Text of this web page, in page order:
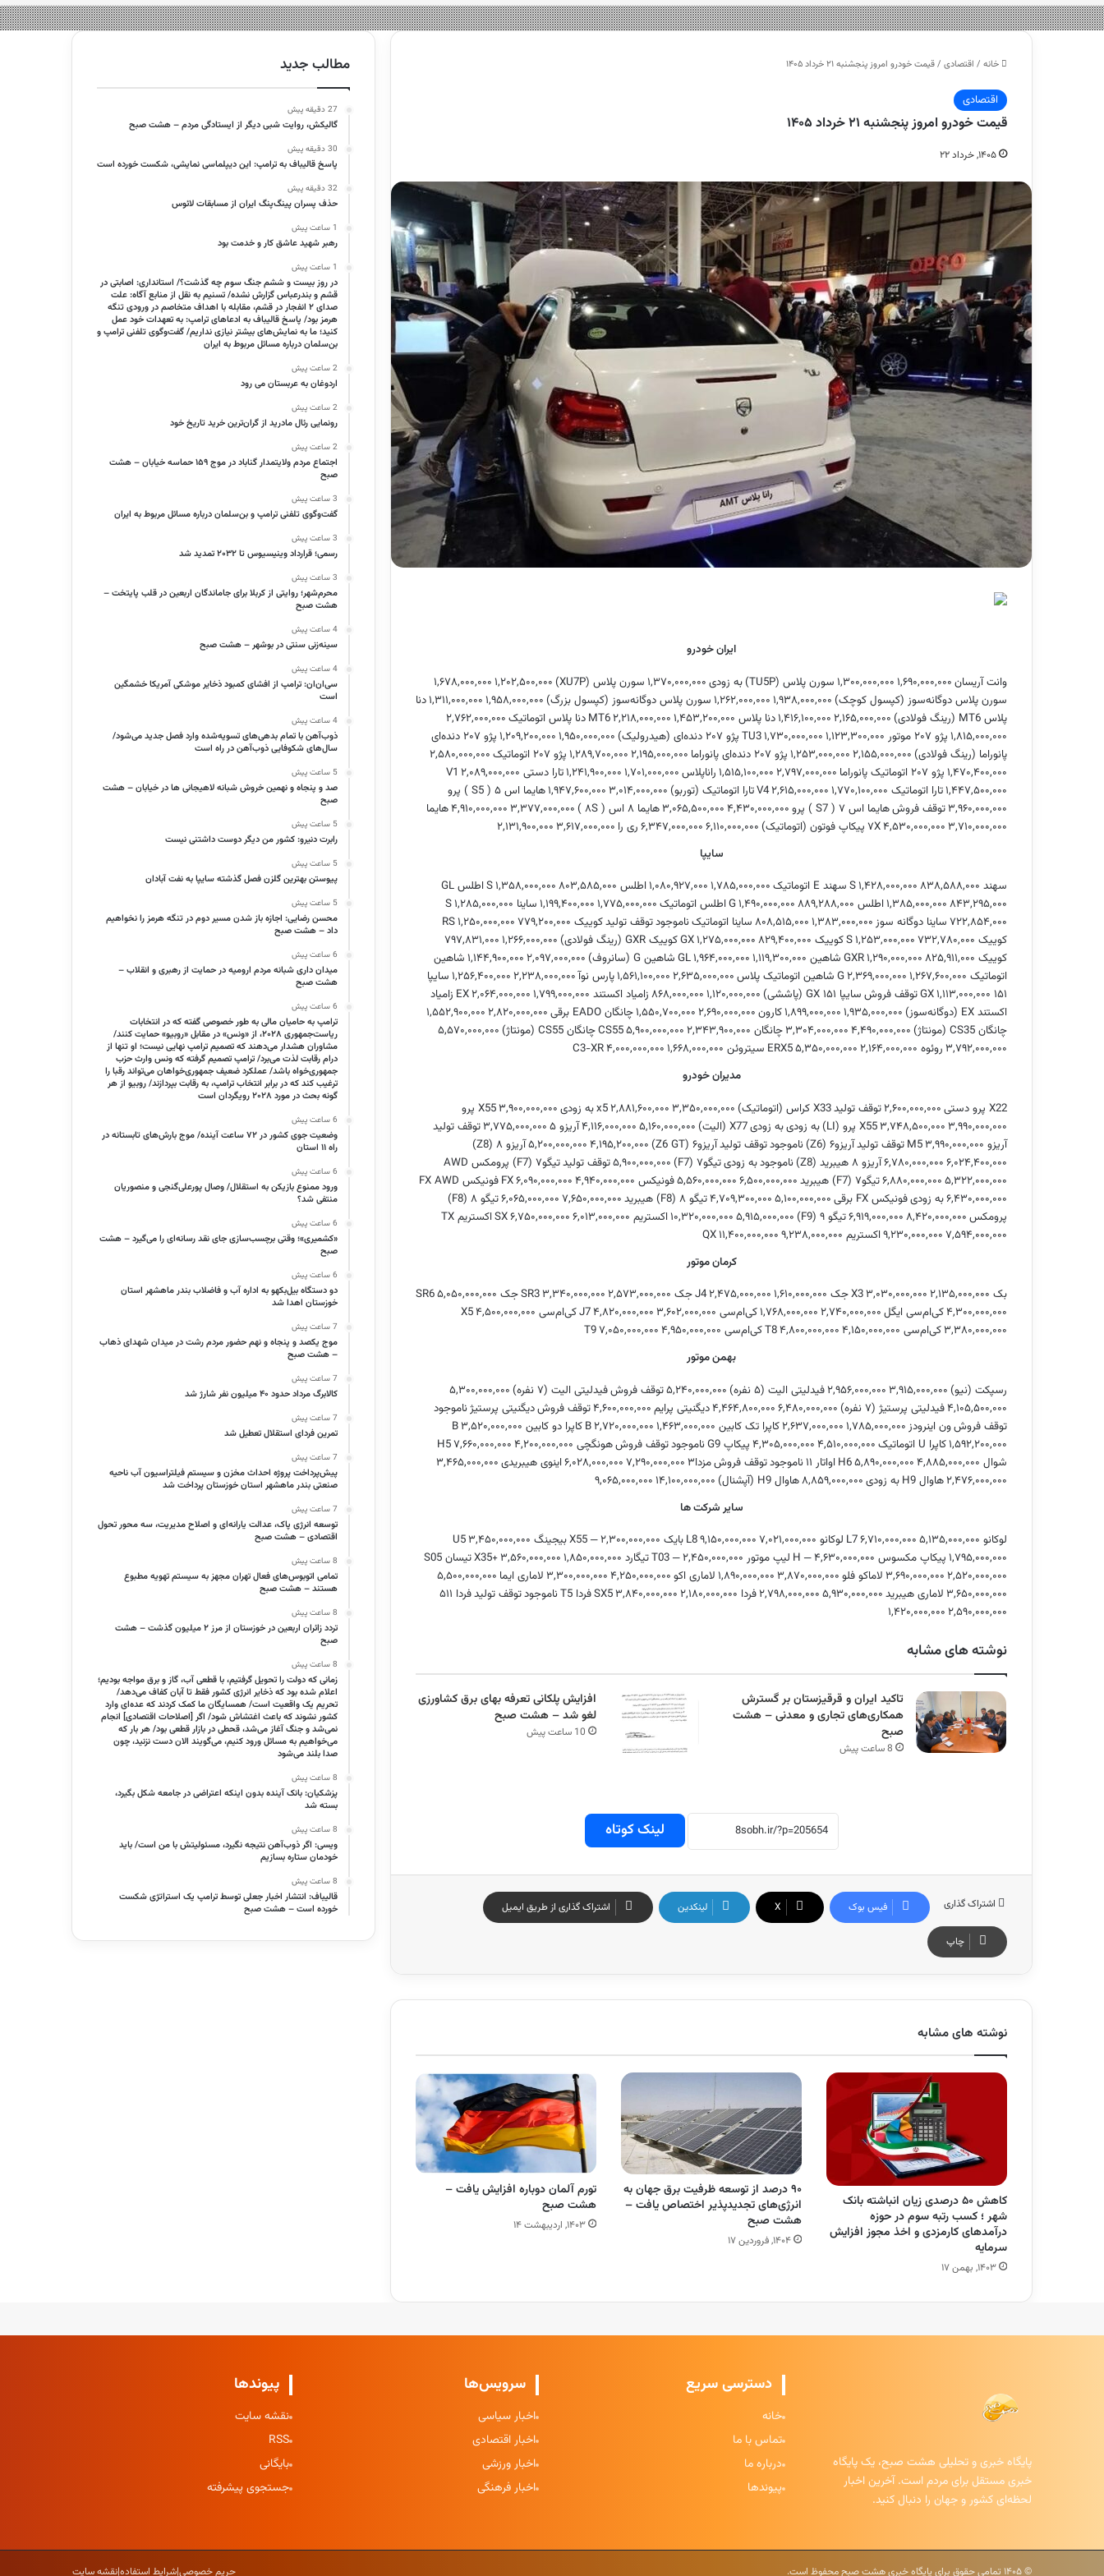
خانه / اقتصادی /قیمت خودرو امروز پنجشنبه ۲۱ خرداد ۱۴۰۵
اقتصادی
قیمت خودرو امروز پنجشنبه ۲۱ خرداد ۱۴۰۵
۱۴۰۵, خرداد ۲۲
ایران خودرو
وانت آریسان۱,۶۹۰,۰۰۰,۰۰۰۱,۳۰۰,۰۰۰,۰۰۰سورن پلاس (TU5P) به زودی۱,۳۷۰,۰۰۰,۰۰۰سورن پلاس (XU7P) ۱,۶۷۸,۰۰۰,۰۰۰۱,۲۰۲,۵۰۰,۰۰۰
سورن پلاس دوگانه‌سوز (کپسول کوچک) ۱,۹۳۸,۰۰۰,۰۰۰۱,۲۶۲,۰۰۰,۰۰۰سورن پلاس دوگانه‌سوز (کپسول بزرگ) ۱,۹۵۸,۰۰۰,۰۰۰۱,۳۱۱,۰۰۰,۰۰۰دنا
پلاس MT6 (رینگ فولادی)
۲,۱۶۵,۰۰۰,۰۰۰۱,۴۱۶,۱۰۰,۰۰۰دنا پلاس MT6 ۲,۲۱۸,۰۰۰,۰۰۰۱,۴۵۳,۲۰۰,۰۰۰ دنا پلاس اتوماتیک۲,۷۶۲,۰۰۰,۰۰۰
۱,۸۱۵,۰۰۰,۰۰۰پژو ۲۰۷ موتور TU3 ۱,۷۳۰,۰۰۰,۰۰۰۱,۱۲۳,۳۰۰,۰۰۰ پژو ۲۰۷ دنده‌ای (هیدرولیک) ۱,۹۵۰,۰۰۰,۰۰۰۱,۲۰۹,۲۰۰,۰۰۰
پژو ۲۰۷ دنده‌ای
پانوراما (رینگ فولادی) ۲,۱۵۵,۰۰۰,۰۰۰۱,۲۵۳,۰۰۰,۰۰۰پژو ۲۰۷ دنده‌ای پانوراما ۲,۱۹۵,۰۰۰,۰۰۰۱,۲۸۹,۷۰۰,۰۰۰پژو ۲۰۷ اتوماتیک
۲,۵۸۰,۰۰۰,۰۰۰
۱,۴۷۰,۴۰۰,۰۰۰پژو ۲۰۷ اتوماتیک پانوراما ۲,۷۹۷,۰۰۰,۰۰۰۱,۵۱۵,۱۰۰,۰۰۰راناپلاس۱,۷۰۱,۰۰۰,۰۰۰۱,۲۴۱,۹۰۰,۰۰۰تارا دستی V1 ۲,۰۸۹,۰۰۰,۰۰۰
۱,۴۴۷,۵۰۰,۰۰۰تارا اتوماتیک V4 ۲,۶۱۵,۰۰۰,۰۰۰۱,۷۷۰,۱۰۰,۰۰۰ تارا اتوماتیک (توربو) ۳,۰۱۴,۰۰۰,۰۰۰۱,۹۴۷,۶۰۰,۰۰۰هایما اس ۵ ( S5 ) پرو
۳,۹۶۰,۰۰۰,۰۰۰توقف فروشهایما اس ۷ ( S7 ) پرو ۴,۴۳۰,۰۰۰,۰۰۰۳,۰۶۵,۵۰۰,۰۰۰هایما ۸ اس ( ۸S ) ۴,۹۱۰,۰۰۰,۰۰۰۳,۳۷۷,۰۰۰,۰۰۰
هایما
۷X۴,۵۳۰,۰۰۰,۰۰۰۳,۷۱۰,۰۰۰,۰۰۰ پیکاپ فوتون (اتوماتیک) ۶,۱۱۰,۰۰۰,۰۰۰۶,۳۴۷,۰۰۰,۰۰۰ری را ۳,۶۱۷,۰۰۰,۰۰۰۲,۱۳۱,۹۰۰,۰۰۰
سایپا
سهند S
۱,۴۲۸,۰۰۰,۰۰۰۸۳۸,۵۸۸,۰۰۰ سهند E اتوماتیک ۱,۷۸۵,۰۰۰,۰۰۰۱,۰۸۰,۹۲۷,۰۰۰اطلس S ۱,۳۵۸,۰۰۰,۰۰۰۸۰۳,۵۸۵,۰۰۰
اطلس GL
۱,۳۸۵,۰۰۰,۰۰۰۸۴۳,۲۹۵,۰۰۰ اطلس G ۱,۴۹۰,۰۰۰,۰۰۰۸۸۹,۲۸۸,۰۰۰ اطلس اتوماتیک۱,۷۷۵,۰۰۰,۰۰۰۱,۱۹۹,۴۰۰,۰۰۰ساینا S ۱,۲۸۵,۰۰۰,۰۰۰
۷۲۲,۸۵۴,۰۰۰ساینا دوگانه سوز ۱,۳۸۳,۰۰۰,۰۰۰۸۰۸,۵۱۵,۰۰۰ساینا اتوماتیکناموجودتوقف تولیدکوییک RS ۱,۲۵۰,۰۰۰,۰۰۰۷۷۹,۲۰۰,۰۰۰
کوییک S
۱,۲۵۳,۰۰۰,۰۰۰۷۳۲,۷۸۰,۰۰۰ کوییک GX ۱,۲۷۵,۰۰۰,۰۰۰۸۲۹,۴۰۰,۰۰۰ کوییک GXR (رینگ فولادی) ۱,۲۶۶,۰۰۰,۰۰۰۷۹۷,۸۳۱,۰۰۰
کوییک GXR
۱,۲۹۰,۰۰۰,۰۰۰۸۲۵,۹۱۱,۰۰۰ شاهین GL ۱,۹۶۴,۰۰۰,۰۰۰۱,۱۱۹,۳۰۰,۰۰۰ شاهین G (سانروف) ۲,۰۹۷,۰۰۰,۰۰۰۱,۱۴۴,۹۰۰,۰۰۰شاهین
اتوماتیک G
۲,۳۶۹,۰۰۰,۰۰۰۱,۲۶۷,۶۰۰,۰۰۰ شاهین اتوماتیک پلاس۲,۶۳۵,۰۰۰,۰۰۰۱,۵۶۱,۱۰۰,۰۰۰پارس نوآ۲,۲۳۸,۰۰۰,۰۰۰۱,۲۵۶,۴۰۰,۰۰۰سایپا
۱۵۱ GX ۱,۱۱۳,۰۰۰,۰۰۰ توقف فروشسایپا ۱۵۱ GX (پاششی) ۱,۱۲۰,۰۰۰,۰۰۰۸۶۸,۰۰۰,۰۰۰زامیاد اکستند EX ۲,۰۶۴,۰۰۰,۰۰۰۱,۷۹۹,۰۰۰,۰۰۰
زامیاد
اکستند EX (دوگانه‌سوز)
۱,۹۳۵,۰۰۰,۰۰۰۱,۸۹۹,۰۰۰,۰۰۰کارون۲,۶۹۰,۰۰۰,۰۰۰۱,۵۵۰,۷۰۰,۰۰۰چانگان EADO برقی ۲,۸۲۰,۰۰۰,۰۰۰۱,۵۵۲,۹۰۰,۰۰۰
چانگان CS35 (مونتاژ)
۴,۴۹۰,۰۰۰,۰۰۰۳,۳۰۴,۰۰۰,۰۰۰چانگان CS55 ۵,۹۰۰,۰۰۰,۰۰۰۲,۳۴۳,۹۰۰,۰۰۰ چانگان CS55 (مونتاژ)
۵,۵۷۰,۰۰۰,۰۰۰
۳,۷۹۲,۰۰۰,۰۰۰روئوه ERX5 ۵,۳۵۰,۰۰۰,۰۰۰۲,۱۶۴,۰۰۰,۰۰۰ سیتروئن C3-XR ۴,۰۰۰,۰۰۰,۰۰۰۱,۶۶۸,۰۰۰,۰۰۰
مدیران خودرو
X22 پرو دستی
۲,۶۰۰,۰۰۰,۰۰۰توقف تولیدX33 کراس (اتوماتیک) ۳,۳۵۰,۰۰۰,۰۰۰۲,۸۸۱,۶۰۰,۰۰۰x5به زودی۳,۹۰۰,۰۰۰,۰۰۰X55 پرو
۳,۹۹۰,۰۰۰,۰۰۰۳,۷۴۸,۵۰۰,۰۰۰X55 پرو (LI) به زودیبه زودیX77 (الیت) ۵,۱۶۰,۰۰۰,۰۰۰۴,۱۱۶,۰۰۰,۰۰۰آریزو ۵ ۳,۷۷۵,۰۰۰,۰۰۰توقف تولید
آریزو M5 ۳,۹۹۰,۰۰۰,۰۰۰ توقف تولیدآریزو۶ (Z6) ناموجودتوقف تولیدآریزو۶ (Z6 GT) ۵,۲۰۰,۰۰۰,۰۰۰۴,۱۹۵,۲۰۰,۰۰۰
آریزو ۸ (Z8)
۶,۷۸۰,۰۰۰,۰۰۰۶,۰۲۴,۴۰۰,۰۰۰ آریزو ۸ هیبرید (Z8) ناموجودبه زودیتیگو۷ (F7) ۵,۹۰۰,۰۰۰,۰۰۰توقف تولیدتیگو۷ (F7) پرومکس AWD
۶,۸۸۰,۰۰۰,۰۰۰۵,۳۲۲,۰۰۰,۰۰۰ تیگو۷ (F7) هیبرید ۶,۵۰۰,۰۰۰,۰۰۰۵,۵۶۰,۰۰۰,۰۰۰فونیکس FX ۶,۰۹۰,۰۰۰,۰۰۰۴,۹۴۰,۰۰۰,۰۰۰
فونیکس FX AWD
۶,۴۳۰,۰۰۰,۰۰۰به زودیفونیکس FX برقی ۵,۱۰۰,۰۰۰,۰۰۰۴,۷۰۹,۳۰۰,۰۰۰تیگو ۸ (F8) هیبرید ۷,۶۵۰,۰۰۰,۰۰۰۶,۰۶۵,۰۰۰,۰۰۰
تیگو ۸ (F8)
پرومکس۸,۴۲۰,۰۰۰,۰۰۰۶,۹۱۹,۰۰۰,۰۰۰تیگو ۹ (F9) ۱۰,۳۲۰,۰۰۰,۰۰۰۵,۹۱۵,۰۰۰,۰۰۰ اکستریم SX ۶,۷۵۰,۰۰۰,۰۰۰۶,۰۱۳,۰۰۰,۰۰۰
اکستریم TX
۹,۲۳۰,۰۰۰,۰۰۰۷,۵۹۴,۰۰۰,۰۰۰ اکستریم QX ۱۱,۴۰۰,۰۰۰,۰۰۰۹,۲۳۸,۰۰۰,۰۰۰
کرمان موتور
بک X3
۳,۰۳۰,۰۰۰,۰۰۰۲,۱۳۵,۰۰۰,۰۰۰ جک J4 ۲,۴۷۵,۰۰۰,۰۰۰۱,۶۱۰,۰۰۰,۰۰۰ جک SR3 ۳,۳۴۰,۰۰۰,۰۰۰۲,۵۷۳,۰۰۰,۰۰۰ جک SR6 ۵,۰۵۰,۰۰۰,۰۰۰
۴,۳۰۰,۰۰۰,۰۰۰کی‌ام‌سی ایگل۲,۷۴۰,۰۰۰,۰۰۰۱,۷۶۸,۰۰۰,۰۰۰کی‌ام‌سی J7 ۴,۸۲۰,۰۰۰,۰۰۰۳,۶۰۲,۰۰۰,۰۰۰ کی‌ام‌سی X5 ۴,۵۰۰,۰۰۰,۰۰۰
۳,۳۸۰,۰۰۰,۰۰۰کی‌ام‌سی T8 ۴,۸۰۰,۰۰۰,۰۰۰۴,۱۵۰,۰۰۰,۰۰۰ کی‌ام‌سی T9 ۷,۰۵۰,۰۰۰,۰۰۰۴,۹۵۰,۰۰۰,۰۰۰
بهمن موتور
رسپکت (نیو) ۳,۹۱۵,۰۰۰,۰۰۰۲,۹۵۶,۰۰۰,۰۰۰فیدلیتی الیت (۵ نفره) ۵,۲۴۰,۰۰۰,۰۰۰توقف فروشفیدلیتی الیت (۷ نفره)
۵,۳۰۰,۰۰۰,۰۰۰
۴,۱۰۵,۵۰۰,۰۰۰فیدلیتی پرستیژ (۷ نفره) ۶,۴۸۰,۰۰۰,۰۰۰۴,۴۶۴,۸۰۰,۰۰۰دیگنیتی پرایم۴,۶۰۰,۰۰۰,۰۰۰توقف فروشدیگنیتی پرستیژناموجود
توقف فروشون اینرودز ۱,۷۸۵,۰۰۰,۰۰۰۲,۶۳۷,۰۰۰,۰۰۰کاپرا تک کابین B ۲,۷۲۰,۰۰۰,۰۰۰۱,۴۶۳,۰۰۰,۰۰۰ کاپرا دو کابین B ۳,۵۲۰,۰۰۰,۰۰۰
۱,۵۹۲,۲۰۰,۰۰۰کاپرا U اتوماتیک ۴,۵۱۰,۰۰۰,۰۰۰۴,۳۰۵,۰۰۰,۰۰۰پیکاپ G9 ناموجودتوقف فروشهونگچی H5 ۷,۶۶۰,۰۰۰,۰۰۰۴,۲۰۰,۰۰۰,۰۰۰
شوال H6
۵,۸۹۰,۰۰۰,۰۰۰۴,۸۸۵,۰۰۰,۰۰۰ اواتار ۱۱ ناموجودتوقف فروشمزدا۳ ۷,۲۹۰,۰۰۰,۰۰۰۶,۰۲۸,۰۰۰,۰۰۰اینوی هیبریدی۳,۴۶۵,۰۰۰,۰۰۰
۲,۴۷۶,۰۰۰,۰۰۰هاوال H9 به زودی۸,۸۵۹,۰۰۰,۰۰۰هاوال H9 (آپشنال) ۱۴,۱۰۰,۰۰۰,۰۰۰۹,۰۶۵,۰۰۰,۰۰۰
سایر شرکت ها
لوکانو L7
۶,۷۱۰,۰۰۰,۰۰۰۵,۱۳۵,۰۰۰,۰۰۰ لوکانو L8 ۹,۱۵۰,۰۰۰,۰۰۰۷,۰۲۱,۰۰۰,۰۰۰ بایک X55 —۲,۳۰۰,۰۰۰,۰۰۰ بیجینگ U5 ۳,۴۵۰,۰۰۰,۰۰۰
۱,۷۹۵,۰۰۰,۰۰۰پیکاپ مکسوس H —۴,۶۳۰,۰۰۰,۰۰۰ لیپ موتور T03 —۲,۴۵۰,۰۰۰,۰۰۰ تیگارد X35+ ۳,۵۶۰,۰۰۰,۰۰۰۱,۸۵۰,۰۰۰,۰۰۰
تیسان S05
۳,۶۹۰,۰۰۰,۰۰۰۲,۵۲۰,۰۰۰,۰۰۰ لاماکو فلو۳,۸۷۰,۰۰۰,۰۰۰۱,۸۹۰,۰۰۰,۰۰۰لاماری اکو۴,۲۵۰,۰۰۰,۰۰۰۳,۳۰۰,۰۰۰,۰۰۰لاماری ایما ۵,۵۰۰,۰۰۰,۰۰۰
۳,۶۵۰,۰۰۰,۰۰۰لاماری هیبرید۵,۹۳۰,۰۰۰,۰۰۰۲,۷۹۸,۰۰۰,۰۰۰فردا SX5 ۳,۸۴۰,۰۰۰,۰۰۰۲,۱۸۰,۰۰۰,۰۰۰ فردا T5 ناموجودتوقف تولیدفردا ۵۱۱
۲,۵۹۰,۰۰۰,۰۰۰۱,۴۲۰,۰۰۰,۰۰۰
نوشته های مشابه
تاکید ایران و قرقیزستان بر گسترش
همکاری‌های تجاری و معدنی – هشت
صبح
8 ساعت پیش
افزایش پلکانی تعرفه بهای برق کشاورزی
لغو شد – هشت صبح
10 ساعت پیش
لینک کوتاه
اشتراک گذاری فیس بوک X لینکدین اشتراک گذاری از طریق ایمیل
چاپ
نوشته های مشابه
کاهش ۵۰ درصدی زیان انباشته بانک
شهر ؛ کسب رتبه سوم در حوزه
درآمدهای کارمزدی و اخذ مجوز افزایش
سرمایه
۱۴۰۳, بهمن ۱۷
۹۰ درصد از توسعه ظرفیت برق جهان به
انرژی‌های تجدیدپذیر اختصاص یافت –
هشت صبح
۱۴۰۴, فروردین ۱۷
تورم آلمان دوباره افزایش یافت –
هشت صبح
۱۴۰۳, اردیبهشت ۱۴
مطالب جدید
27 دقیقه پیش
گالیکش، روایت شبی دیگر از ایستادگی مردم – هشت صبح
30 دقیقه پیش
پاسخ قالیباف به ترامپ: این دیپلماسی نمایشی، شکست خورده است
32 دقیقه پیش
حذف پسران پینگ‌پنگ ایران از مسابقات لائوس
1 ساعت پیش
رهبر شهید عاشق کار و خدمت بود
1 ساعت پیش
در روز بیست و ششم جنگ سوم چه گذشت؟/ استانداری: اصابتی در
قشم و بندرعباس گزارش نشده/ تسنیم به نقل از منابع آگاه: علت
صدای ۲ انفجار در قشم، مقابله با اهداف متخاصم در ورودی تنگه
هرمز بود/ پاسخ قالیباف به ادعاهای ترامپ: به تعهدات‌ خود عمل
کنید؛ ما به نمایش‌های بیشتر نیازی نداریم/ گفت‌وگوی تلفنی ترامپ و
بن‌سلمان درباره مسائل مربوط به ایران
2 ساعت پیش
اردوغان به عربستان می رود
2 ساعت پیش
رونمایی رئال مادرید از گران‌ترین خرید تاریخ خود
2 ساعت پیش
اجتماع مردم ولایتمدار گناباد در موج ۱۵۹ حماسه خیابان – هشت
صبح
3 ساعت پیش
گفت‌وگوی تلفنی ترامپ و بن‌سلمان درباره مسائل مربوط به ایران
3 ساعت پیش
رسمی؛ قرارداد وینیسیوس تا ۲۰۳۲ تمدید شد
3 ساعت پیش
محرم‌شهر؛ روایتی از کربلا برای جاماندگان اربعین در قلب پایتخت –
هشت صبح
4 ساعت پیش
سینه‌زنی سنتی در بوشهر – هشت صبح
4 ساعت پیش
سی‌ان‌ان: ترامپ از افشای کمبود ذخایر موشکی آمریکا خشمگین
است
4 ساعت پیش
ذوب‌آهن با تمام بدهی‌های تسویه‌شده وارد فصل جدید می‌شود/
سال‌های شکوفایی ذوب‌آهن در راه است
5 ساعت پیش
صد و پنجاه و نهمین خروش شبانه لاهیجانی ها در خیابان – هشت
صبح
5 ساعت پیش
رابرت دنیرو: کشور من دیگر دوست داشتنی نیست
5 ساعت پیش
پیوستن بهترین گلزن فصل گذشته سایپا به نفت آبادان
5 ساعت پیش
محسن رضایی: اجازه باز شدن مسیر دوم در تنگه هرمز را نخواهیم
داد – هشت صبح
6 ساعت پیش
میدان داری شبانه مردم ارومیه در حمایت از رهبری و انقلاب –
هشت صبح
6 ساعت پیش
ترامپ به حامیان مالی به طور خصوصی گفته که در انتخابات
ریاست‌جمهوری ۲۰۲۸، از «ونس» در مقابل «روبیو» حمایت کنند/
مشاوران هشدار می‌دهند که تصمیم ترامپ نهایی نیست؛ او تنها از
درام رقابت لذت می‌برد/ ترامپ تصمیم گرفته که ونس وارث حزب
جمهوری‌خواه باشد/ عملکرد ضعیف جمهوری‌خواهان می‌تواند رقبا را
ترغیب کند که در برابر انتخاب ترامپ، به رقابت بپردازند/ روبیو از هر
گونه بحث در مورد ۲۰۲۸ رویگردان است
6 ساعت پیش
وضعیت جوی کشور در ۷۲ ساعت آینده/ موج بارش‌های تابستانه در
راه ۱۱ استان
6 ساعت پیش
ورود ممنوع بازیکن به استقلال/ وصال پورعلی‌گنجی و منصوریان
منتفی شد؟
6 ساعت پیش
«کشمیری»؛ وقتی برچسب‌سازی جای نقد رسانه‌ای را می‌گیرد – هشت
صبح
6 ساعت پیش
دو دستگاه بیل‌بکهو به اداره آب و فاضلاب بندر ماهشهر استان
خوزستان اهدا شد
7 ساعت پیش
موج یکصد و پنجاه و نهم حضور مردم رشت در میدان شهدای ذهاب
– هشت صبح
7 ساعت پیش
کالابرگ مرداد حدود ۴۰‌ میلیون نفر شارژ شد
7 ساعت پیش
تمرین فردای استقلال تعطیل شد
7 ساعت پیش
پیش‌پرداخت پروژه احداث مخزن و سیستم فیلتراسیون آب ناحیه
صنعتی بندر ماهشهر استان خوزستان پرداخت شد
7 ساعت پیش
توسعه انرژی پاک، عدالت یارانه‌ای و اصلاح مدیریت، سه محور تحول
اقتصادی – هشت صبح
8 ساعت پیش
تمامی اتوبوس‌های فعال تهران مجهز به سیستم تهویه مطبوع
هستند – هشت صبح
8 ساعت پیش
تردد زائران اربعین در خوزستان از مرز ۲ میلیون گذشت – هشت
صبح
8 ساعت پیش
زمانی که دولت را تحویل گرفتیم، با قطعی آب، گاز و برق مواجه بودیم؛
اعلام شده بود که ذخایر انرژی کشور فقط تا آبان کفاف می‌دهد/
تحریم یک واقعیت است/ همسایگان ما کمک کردند که عده‌ای وارد
کشور نشوند که باعث اغتشاش شود/ اگر [اصلاحات اقتصادی] انجام
نمی‌شد و جنگ آغاز می‌شد، قحطی در بازار قطعی بود/ هر بار که
می‌خواهیم به مسائل ورود کنیم، می‌گویند الان دست نزنید، چون
صدا بلند می‌شود
8 ساعت پیش
پزشکیان: بانک آینده بدون اینکه اعتراضی در جامعه شکل بگیرد،
بسته شد
8 ساعت پیش
ویسی: اگر ذوب‌آهن نتیجه نگیرد، مسئولیتش با من است/ باید
خودمان ستاره بسازیم
8 ساعت پیش
قالیباف: انتشار اخبار جعلی توسط ترامپ یک استراتژی شکست
خورده است – هشت صبح
پایگاه خبری و تحلیلی هشت صبح، یک پایگاه
خبری مستقل برای مردم است. آخرین اخبار
لحظه‌ای کشور و جهان را دنبال کنید.
دسترسی سریع
خانه
تماس با ما
درباره ما
پیوندها
سرویس‌ها
اخبار سیاسی
اخبار اقتصادی
اخبار ورزشی
اخبار فرهنگی
پیوندها
نقشه سایت
RSS
بایگانی
جستجوی پیشرفته
© ۱۴۰۵ تمامی حقوق برای پایگاه خبری هشت صبح محفوظ است. حریم خصوصی|شرایط استفاده|نقشه سایت